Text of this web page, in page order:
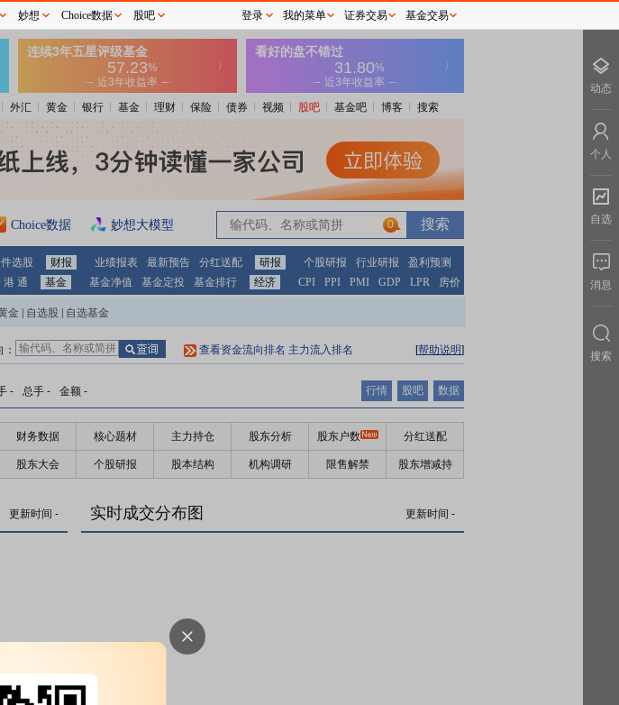
外汇 黄金 银行 基金 理财 保险 债券 视频 股吧 基金吧 博客 搜索
Choice数据 妙想大模型 0
选股 财报 业绩报表 最新预告 分红送配 研报 个股研报 行业研报
盈利预测
港 通 基金 基金净值 基金定投 基金排行 经济 CPI PPI PMI GDP LPR 房价
金 自选股 自选基金
查看资金流向排名 主力流入排名 [帮助说明]
- 总手 - 金额 - 行情 股吧 数据
财务数据 核心题材 主力持仓 股东分析 股东户数 分红送配
股东大会 个股研报 股本结构 机构调研 限售解禁 股东增减持
更新时间 - 实时成交分布图 更新时间 -
妙想 Choice数据 股吧 登录 我的菜单 证券交易 基金交易
动态
个人
自选
消息
搜索